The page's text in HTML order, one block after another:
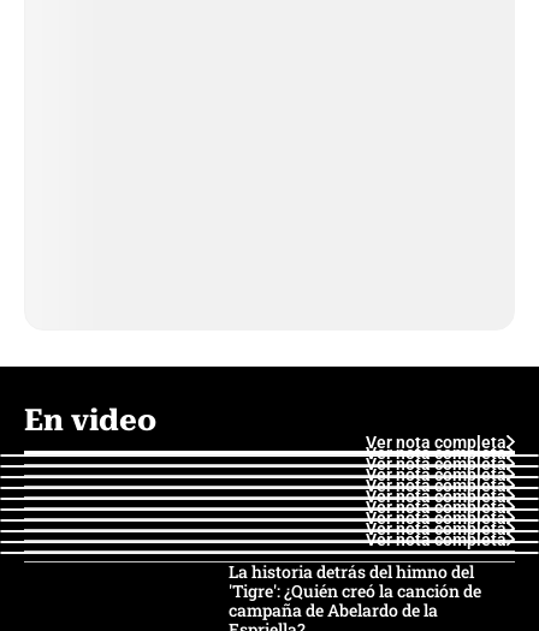
En video
Ver nota completa
Ver nota completa
Ver nota completa
Ver nota completa
Ver nota completa
Ver nota completa
Ver nota completa
Ver nota completa
Ver nota completa
Ver nota completa
La historia detrás del himno del
'Tigre': ¿Quién creó la canción de
campaña de Abelardo de la